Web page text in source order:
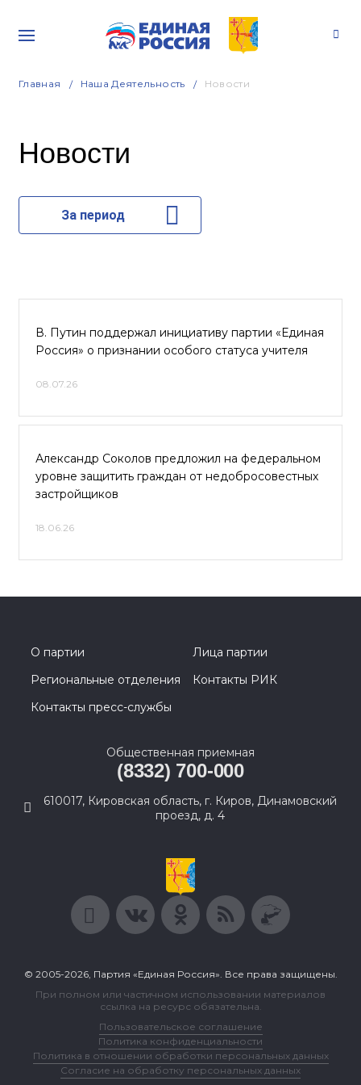
Главная Наша Деятельность Новости
Новости
За период
В. Путин поддержал инициативу партии «Единая
Россия» о признании особого статуса учителя
08.07.26
Александр Соколов предложил на федеральном
уровне защитить граждан от недобросовестных
застройщиков
18.06.26
О партии
Лица партии
Региональные отделения
Контакты РИК
Контакты пресс-службы
Общественная приемная
(8332) 700-000
610017, Кировская область, г. Киров, Динамовский
проезд, д. 4
© 2005-2026, Партия «Единая Россия». Все права защищены.
При полном или частичном использовании материалов
ссылка на ресурс обязательна.
Пользовательское соглашение
Политика конфиденциальности
Политика в отношении обработки персональных данных
Согласие на обработку персональных данных